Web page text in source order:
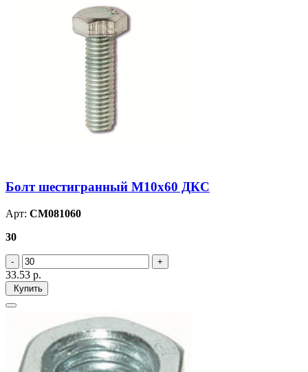
Болт шестигранный М10х60 ДКС
Арт: CM081060
30
33.53 р.
Купить